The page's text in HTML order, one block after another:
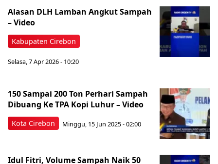
Kabupaten Cirebon
Alasan DLH Lamban Angkut Sampah
– Video
Selasa, 7 Apr 2026 - 10:20
Kota Cirebon
150 Sampai 200 Ton Perhari Sampah
Dibuang Ke TPA Kopi Luhur – Video
Minggu, 15 Jun 2025 - 02:00
Idul Fitri, Volume Sampah Naik 50